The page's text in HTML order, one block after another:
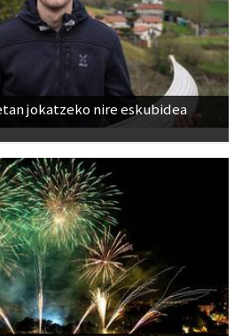
jokatzeko nire eskubidea